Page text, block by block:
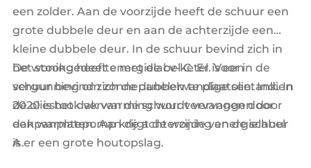
een zolder. Aan de voorzijde heeft de schuur een
grote dubbele deur en aan de achterzijde een
kleine dubbele deur. In de schuur bevind zich in
het stookgedeelte met de cv-ketel. Voor in de
schuur bevind zich de dubbelwandige olietank. In
2020 is het dak van de schuur vervangen door
dakpanplaten. Aan de achterzijde van de schuur
is er een grote houtopslag.
De woning heeft energielabel C. Er is een
vergunning om zonnepanelen te plaatsen. Indien
de oliestook verwarming wordt vervangen door
een warmtepomp krijgt de woning energielabel
A.